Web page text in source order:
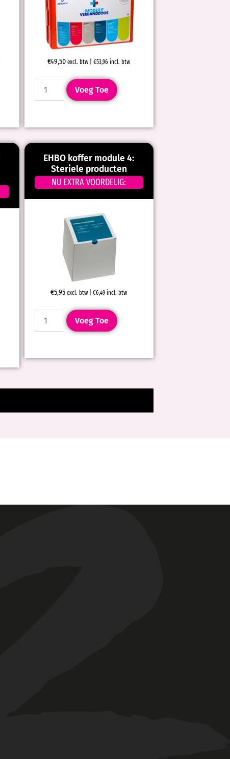
€49,50 excl. btw |€53,96 incl. btw
Voeg Toe
EHBO koffer module 4:
Steriele producten
NU EXTRA VOORDELIG:
€5,95 excl. btw |€6,49 incl. btw
Voeg Toe